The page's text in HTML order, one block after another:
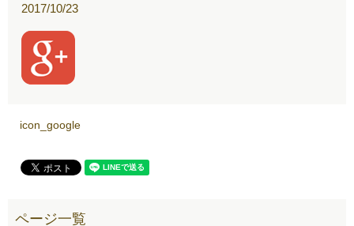
2017/10/23
icon_google